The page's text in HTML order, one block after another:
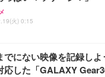
火) 0:15
でにない映像を記録し
応した「GALAXY